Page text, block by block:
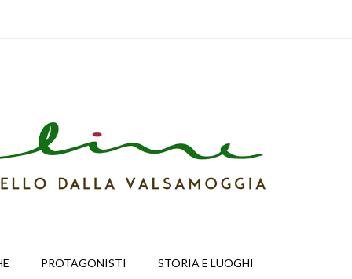
PROTAGONISTI STORIA E LUOGHI